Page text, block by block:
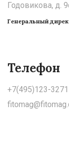
Годовикова, д.
Генеральный
Телефон
+7(495)123-3271